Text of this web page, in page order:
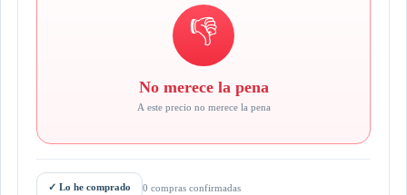
👎
No merece la pena
A este precio no merece la pena
✓ Lo he comprado 0 compras confirmadas